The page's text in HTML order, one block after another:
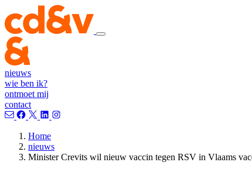
nieuws
wie ben ik?
ontmoet mij
contact
Home
nieuws
Minister Crevits wil nieuw vaccin tegen RSV in Vlaams